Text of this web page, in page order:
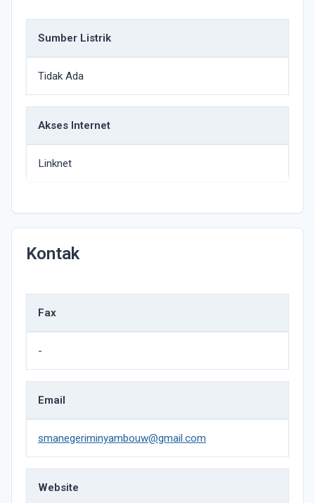
Sumber Listrik
Tidak Ada
Akses Internet
Linknet
Kontak
Fax
-
Email
smanegeriminyambouw@gmail.com
Website